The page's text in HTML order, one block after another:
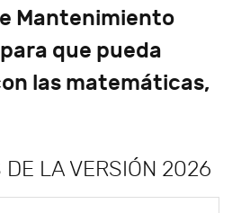
Mantenimiento
que pueda
las matemáticas,
DE LA VERSIÓN 2026